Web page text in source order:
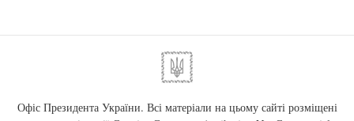
Офіс Президента України. Всі матеріали на цьому сайті розміщені